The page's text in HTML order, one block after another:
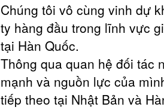
Chúng tôi vô cùng vinh dự
ty hàng đầu trong lĩnh vực
tại Hàn Quốc.
Thông qua quan hệ đối tác
mạnh và nguồn lực của
tiếp theo tại Nhật Bản và